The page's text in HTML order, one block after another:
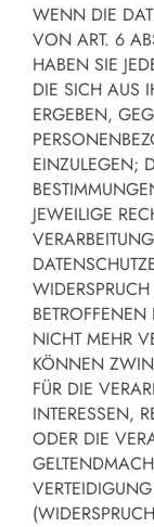
WENN DIE
VON ART. 6
HABEN SIE
DIE SICH AUS
ERGEBEN,
EINZULEGEN;
JEWEILIGE
NICHT MEHR
KÖNNEN
FÜR DIE
INTERESSEN,
ODER DIE